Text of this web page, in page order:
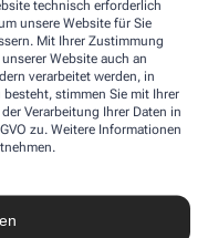
technisch erforderlich
unsere Website für Sie
Mit Ihrer Zustimmung
Website auch an
verarbeitet werden, in
stimmen Sie mit Ihrer
Verarbeitung Ihrer Daten in
zu. Weitere Informationen